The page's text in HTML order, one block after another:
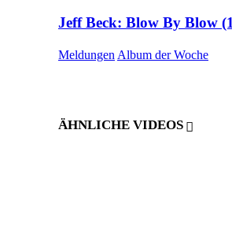
Jeff Beck: Blow By Blow
Meldungen Album der Woche
ÄHNLICHE VIDEOS